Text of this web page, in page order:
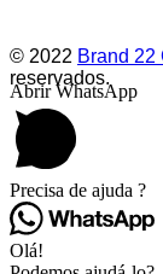
© 2022 Brand 22
reservados.
Abrir WhatsApp
Precisa de ajuda ?
Olá!